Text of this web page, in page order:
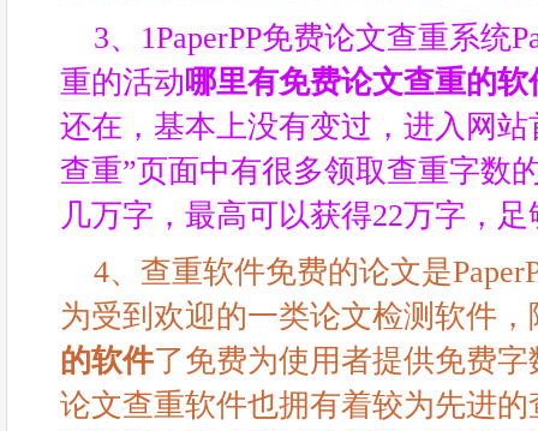
3、1PaperPP免费论文查重系统
重的活动哪里有免费论文查重的软
还在，基本上没有变过，进入网
查重”页面中有很多领取查重字数
几万字，最高可以获得22万字，
4、查重软件免费的论文是
为受到欢迎的一类论文检测软件，
的软件了免费为使用者提供免费
论文查重软件也拥有着较为先进